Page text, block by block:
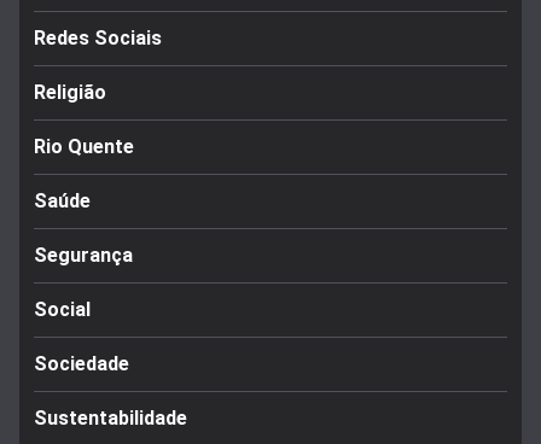
Redes Sociais
Religião
Rio Quente
Saúde
Segurança
Social
Sociedade
Sustentabilidade